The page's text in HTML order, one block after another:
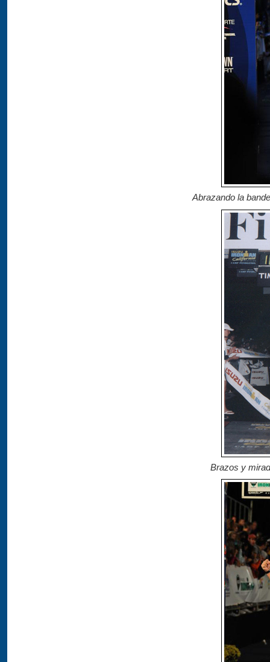
Abrazando la
Brazos y